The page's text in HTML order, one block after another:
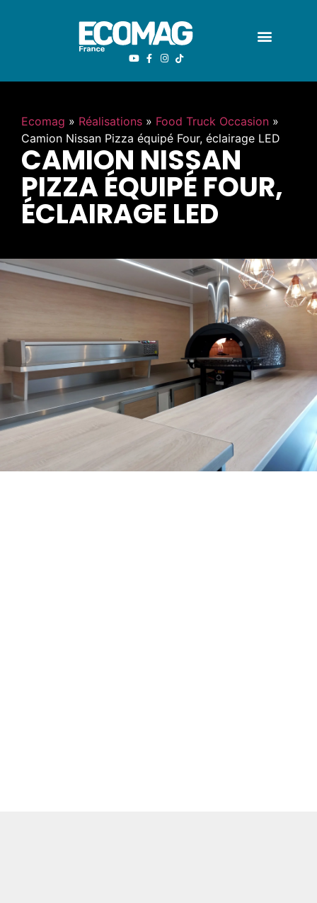
Ecomag » Réalisations » Food Truck Occasion »
Camion Nissan Pizza équipé Four, éclairage LED
CAMION NISSAN
PIZZA ÉQUIPÉ FOUR,
ÉCLAIRAGE LED